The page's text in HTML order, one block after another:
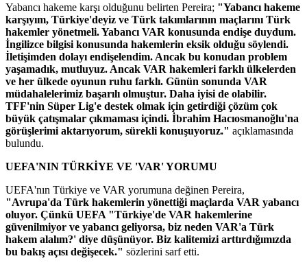
Yabancı hakeme karşı olduğunu belirten Pereira; "Yabancı hakeme
karşıyım, Türkiye'deyiz ve Türk takımlarının maçlarını Türk
hakemler yönetmeli. Yabancı VAR konusunda endişe duydum.
İngilizce bilgisi konusunda hakemlerin eksik olduğu söylendi.
İletişimden dolayı endişelendim. Ancak bu konudan problem
yaşamadık, mutluyuz. Ancak VAR hakemleri farklı ülkelerden
ve her ülkede oyunun ruhu farklı. Günün sonunda VAR
müdahalelerimiz başarılı olmuştur. Daha iyisi de olabilir.
TFF'nin Süper Lig'e destek olmak için getirdiği çözüm çok
büyük çatışmalar çıkmaması içindi. İbrahim Hacıosmanoğlu'na
görüşlerimi aktarıyorum, sürekli konuşuyoruz." açıklamasında
bulundu.
UEFA'NIN TÜRKİYE VE 'VAR' YORUMU
UEFA'nın Türkiye ve VAR yorumuna değinen Pereira,
"Avrupa'da Türk hakemlerin yönettiği maçlarda VAR yabancı
oluyor. Çünkü UEFA "Türkiye'de VAR hakemlerine
güvenilmiyor ve yabancı geliyorsa, biz neden VAR'a Türk
hakem alalım?' diye düşünüyor. Biz kalitemizi arttırdığımızda
bu bakış açısı değişecek." sözlerini sarf etti.